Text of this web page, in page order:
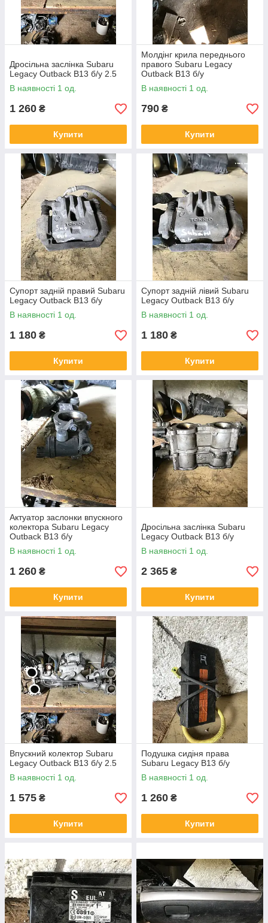
Дросільна заслінка Subaru
Legacy Outback B13 б/у 2.5
В наявності 1 од.
1 260 ₴
Купити
Молдінг крила переднього
правого Subaru Legacy
Outback B13 б/у
В наявності 1 од.
790 ₴
Купити
Супорт задній правий Subaru
Legacy Outback B13 б/у
В наявності 1 од.
1 180 ₴
Купити
Супорт задній лівий Subaru
Legacy Outback B13 б/у
В наявності 1 од.
1 180 ₴
Купити
Актуатор заслонки впускного
колектора Subaru Legacy
Outback B13 б/у
В наявності 1 од.
1 260 ₴
Купити
Дросільна заслінка Subaru
Legacy Outback B13 б/у
В наявності 1 од.
2 365 ₴
Купити
Впускний колектор Subaru
Legacy Outback B13 б/у 2.5
В наявності 1 од.
1 575 ₴
Купити
Подушка сидіня права
Subaru Legacy B13 б/у
В наявності 1 од.
1 260 ₴
Купити